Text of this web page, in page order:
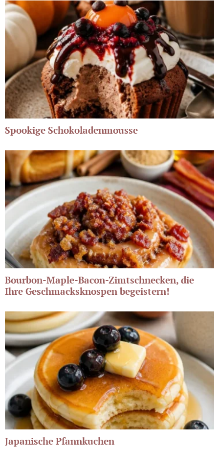
Spookige Schokoladenmousse
Bourbon-Maple-Bacon-Zimtschnecken, die
Ihre Geschmacksknospen begeistern!
Japanische Pfannkuchen